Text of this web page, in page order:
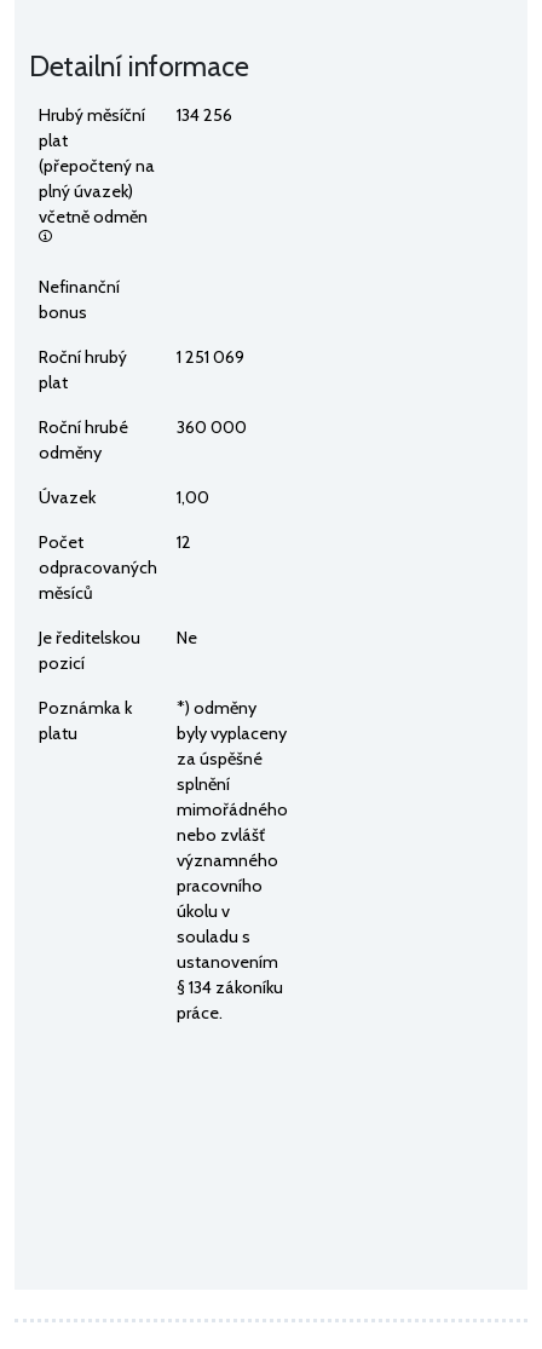
Detailní informace
Hrubý měsíční
plat
(přepočtený na
plný úvazek)
včetně odměn
134 256
Nefinanční
bonus
Roční hrubý
plat
1 251 069
Roční hrubé
odměny
360 000
Úvazek 1,00
Počet
odpracovaných
měsíců
12
Je ředitelskou
pozicí
Ne
Poznámka k
platu
*) odměny
byly vyplaceny
za úspěšné
splnění
mimořádného
nebo zvlášť
významného
pracovního
úkolu v
souladu s
ustanovením
§ 134 zákoníku
práce.